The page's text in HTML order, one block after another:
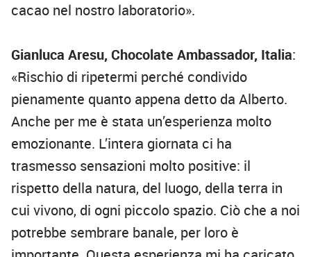
cacao nel nostro laboratorio».
Gianluca Aresu, Chocolate Ambassador, Italia:
«Rischio di ripetermi perché condivido
pienamente quanto appena detto da Alberto.
Anche per me è stata un’esperienza molto
emozionante. L’intera giornata ci ha
trasmesso sensazioni molto positive: il
rispetto della natura, del luogo, della terra in
cui vivono, di ogni piccolo spazio. Ciò che a noi
potrebbe sembrare banale, per loro è